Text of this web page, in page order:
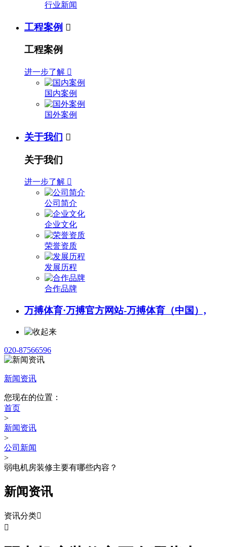
行业新闻
工程案例 
工程案例
进一步了解 
国内案例
国外案例
关于我们 
关于我们
进一步了解 
公司简介
企业文化
荣誉资质
发展历程
合作品牌
万搏体育·万搏官方网站-万搏体育（中国）,
020-87566596
新闻资讯
您现在的位置：
首页
>
新闻资讯
>
公司新闻
>
弱电机房装修主要有哪些内容？
新闻资讯
资讯分类
